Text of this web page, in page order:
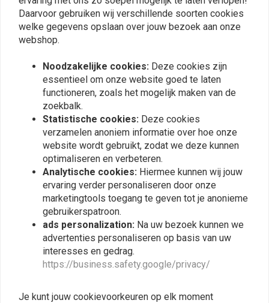
rood
1,5 mm²
2
geel
1,5 mm²
4
oranje
1,5 mm²
1,5 mm²
0,5 mm²
2
0,5 mm²
0,5 mm²
2
0,5 mm²
2
0,5 mm²
2
0,5 mm²
0,5 mm²
2
0,5 mm²
2
Kabelbinder klein 15
Kabelbinder groot 15
Kabeleindhulzen klein 10
Kabeleindhulzen medium 10
Handmatig
Kim J.
good quality set of wires and cable ends +
Brice B.
Plaats ook een review
Vergelijkbare producten
Daarvoor gebruiken wij verschillende soorten cookies
welke gegevens opslaan over jouw bezoek aan onze
webshop.
Noodzakelijke cookies: Deze cookies zijn
essentieel om onze website goed te laten
functioneren, zoals het mogelijk maken van de
zoekbalk.
Statistische cookies: Deze cookies
verzamelen anoniem informatie over hoe onze
website wordt gebruikt, zodat we deze kunnen
optimaliseren en verbeteren.
Analytische cookies: Hiermee kunnen wij jouw
ervaring verder personaliseren door onze
marketingtools toegang te geven tot je anonieme
gebruikerspatroon.
ads personalization: Na uw bezoek kunnen we
advertenties personaliseren op basis van uw
interesses en gedrag.
https://business.safety.google/privacy/
Je kunt jouw cookievoorkeuren op elk moment